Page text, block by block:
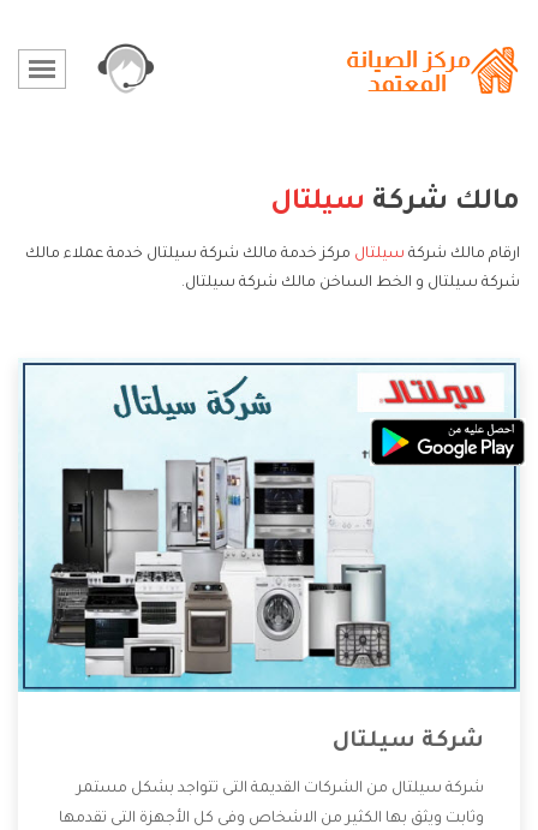
مالك شركة سيلتال
ارقام مالك شركة سيلتال مركز خدمة مالك شركة سيلتال خدمة عملاء مالك
شركة سيلتال و الخط الساخن مالك شركة سيلتال.
شركة سيلتال
شركة سيلتال من الشركات القديمة التى تتواجد بشكل مستمر
وثابت ويثق بها الكثير من الاشخاص وفى كل الأجهزة التى تقدمها